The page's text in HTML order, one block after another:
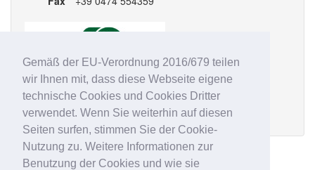
Gemäß der EU-Verordnung 2016/679 teilen
wir Ihnen mit, dass diese Webseite eigene
technische Cookies und Cookies Dritter
verwendet. Wenn Sie weiterhin auf diesen
Seiten surfen, stimmen Sie der Cookie-
Nutzung zu. Weitere Informationen zur
Benutzung der Cookies und wie sie
Alle Angebote des Anbieters
Ähnliche Anzeigen